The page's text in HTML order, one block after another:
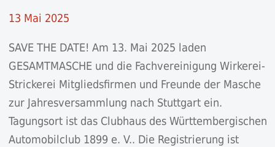
13 Mai 2025
SAVE THE DATE! Am 13. Mai 2025 laden
GESAMTMASCHE und die Fachvereinigung Wirkerei-
Strickerei Mitgliedsfirmen und Freunde der Masche
zur Jahresversammlung nach Stuttgart ein.
Tagungsort ist das Clubhaus des Württembergischen
Automobilclub 1899 e. V.. Die Registrierung ist